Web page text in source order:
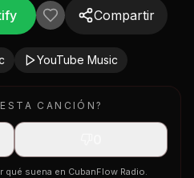
Compartir
YouTube Music
CANCIÓN?
suena en CubanFlow Radio.